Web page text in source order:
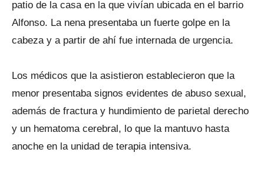
patio de la casa en la que vivían ubicada en el barrio
Alfonso. La nena presentaba un fuerte golpe en la
cabeza y a partir de ahí fue internada de urgencia.
Los médicos que la asistieron establecieron que la
menor presentaba signos evidentes de abuso sexual,
además de fractura y hundimiento de parietal derecho
y un hematoma cerebral, lo que la mantuvo hasta
anoche en la unidad de terapia intensiva.